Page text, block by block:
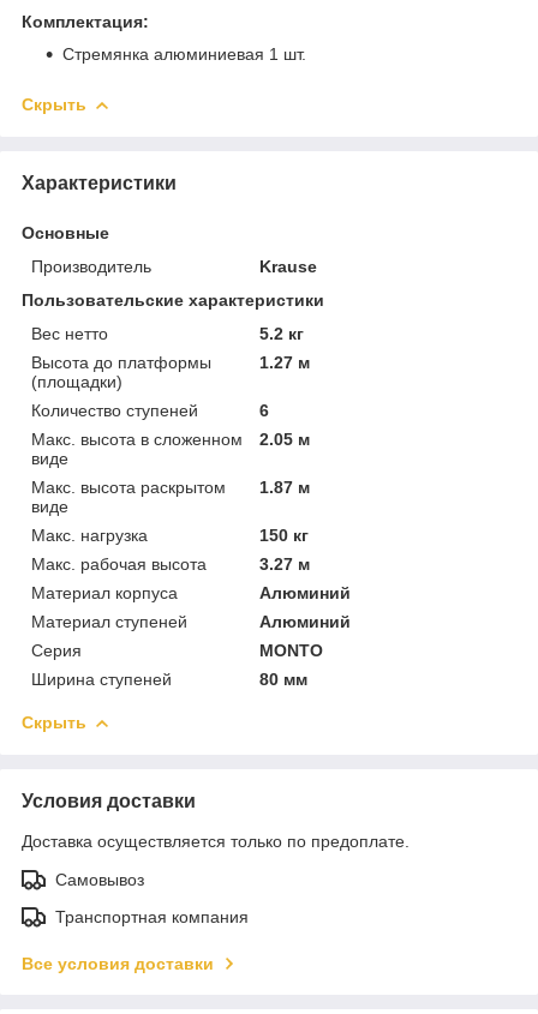
Комплектация:
Стремянка алюминиевая 1 шт.
Скрыть
Характеристики
Основные
Производитель
Krause
Пользовательские характеристики
Вес нетто
5.2 кг
Высота до платформы
(площадки)
1.27 м
Количество ступеней
6
Макс. высота в сложенном
виде
2.05 м
Макс. высота раскрытом
виде
1.87 м
Макс. нагрузка
150 кг
Макс. рабочая высота
3.27 м
Материал корпуса
Алюминий
Материал ступеней
Алюминий
Серия
MONTO
Ширина ступеней
80 мм
Скрыть
Условия доставки
Доставка осуществляется только по предоплате.
Самовывоз
Транспортная компания
Все условия доставки